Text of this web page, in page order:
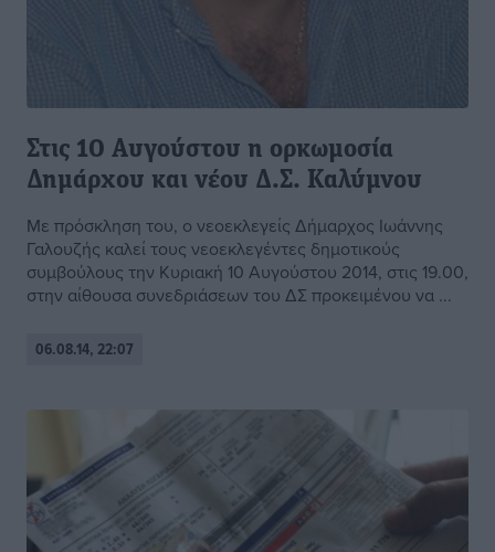
Στις 10 Αυγούστου η ορκωμοσία
Δημάρχου και νέου Δ.Σ. Καλύμνου
Με πρόσκληση του, ο νεοεκλεγείς Δήμαρχος Ιωάννης
Γαλουζής καλεί τους νεοεκλεγέντες δημοτικούς
συμβούλους την Κυριακή 10 Αυγούστου 2014, στις 19.00,
στην αίθουσα συνεδριάσεων του ΔΣ προκειμένου να ...
06.08.14, 22:07